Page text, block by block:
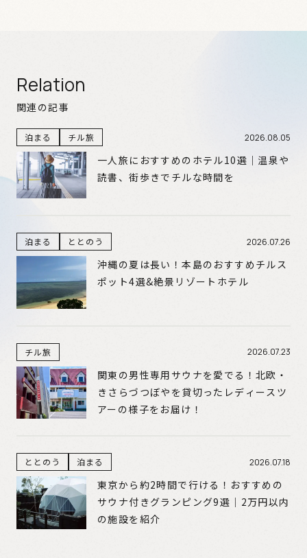
Relation
関連の記事
泊まる チル旅 2026.08.05
一人旅におすすめのホテル10選｜温泉や
読書、街歩きでチルな時間を
泊まる ととのう 2026.07.26
沖縄の夏は長い！本島のおすすめチルス
ポット4選&絶景リゾートホテル
チル旅 2026.07.23
関東の男性専用サウナを愛でる！北欧・
きさらづつぼやを貸切ったレディースツ
アーの様子をお届け！
ととのう 泊まる 2026.07.18
東京から約2時間で行ける！おすすめの
サウナ付きグランピング9選｜2万円以内
の施設を紹介